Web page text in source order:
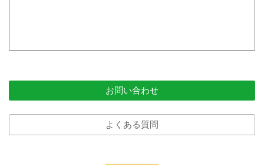
お問い合わせ
よくある質問